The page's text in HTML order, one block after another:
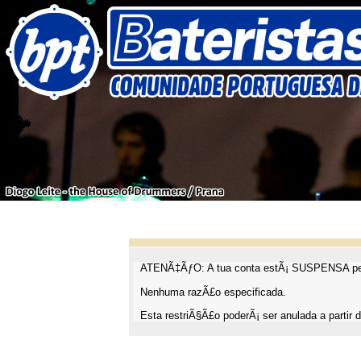
ATENÃ‡ÃƒO: A tua conta estÃ¡ SUSPENSA
Nenhuma razÃ£o especificada.
Esta restriÃ§Ã£o poderÃ¡ ser anulada a partir